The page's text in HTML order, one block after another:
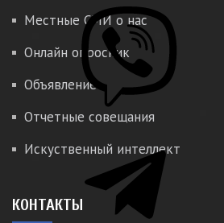
Местные СМИ о нас
Онлайн опросник
Объявление
Отчетные совещания
Искуственный интеллект
КОНТАКТЫ